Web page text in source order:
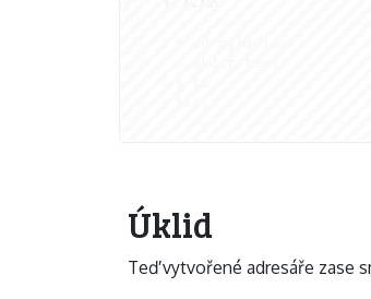
Úklid
Teď vytvořené adresáře zase